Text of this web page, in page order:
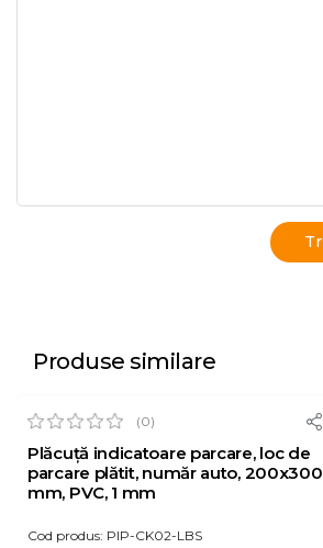
Produse similare
(0)
Plăcuță indicatoare parcare, loc de
parcare plătit, număr auto, 200x300
mm, PVC, 1 mm
Cod produs: PIP-CK02-LBS